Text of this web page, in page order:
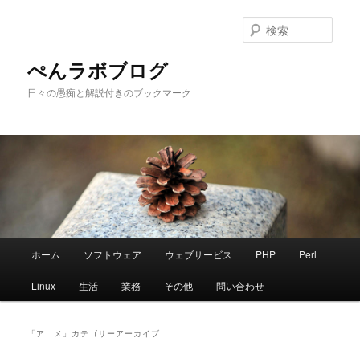
ぺんラボブログ
日々の愚痴と解説付きのブックマーク
索
メ
ホーム ソフトウェア ウェブサービス PHP Perl
Linux 生活 業務 その他 問い合わせ
「 アニメ 」カテゴリーアーカイブ